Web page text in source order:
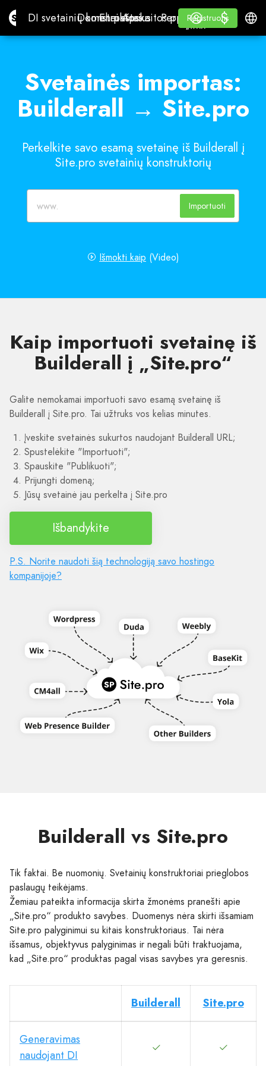
Site.proDI svetainių konstruktorius
DI svetainių konstruktorius
Domenai
DomenaiEl. paštas
El. paštasApskaitos programa
Apskaitos programa
Perpardavėjams
„WHITE LABEL“
Mokymasis
Mokymasis
Registruotis
Registruotis
Prisijungti
$
$
Svetainės importas:
Builderall → Site.pro
Perkelkite savo esamą svetainę iš Builderall į
Site.pro svetainių konstruktorių
Importuoti
Išmokti kaip (Video)
Kaip importuoti svetainę iš
Builderall į „Site.pro“
Galite nemokamai importuoti savo esamą svetainę iš
Builderall į Site.pro. Tai užtruks vos kelias minutes.
Įveskite svetainės sukurtos naudojant Builderall URL;
Spustelėkite "Importuoti";
Spauskite "Publikuoti";
Prijungti domeną;
Jūsų svetainė jau perkelta į Site.pro
Išbandykite
P.S. Norite naudoti šią technologiją savo hostingo
kompanijoje?
Builderall vs Site.pro
Tik faktai. Be nuomonių. Svetainių konstruktoriai prieglobos
paslaugų teikėjams.
Žemiau pateikta informacija skirta žmonėms pranešti apie
„Site.pro“ produkto savybes. Duomenys nėra skirti išsamiam
Site.pro palyginimui su kitais konstruktoriaus. Tai nėra
išsamus, objektyvus palyginimas ir negali būti traktuojama,
kad „Site.pro“ produktas pagal visas savybes yra geresnis.
Builderall Site.pro
Generavimas
naudojant DI